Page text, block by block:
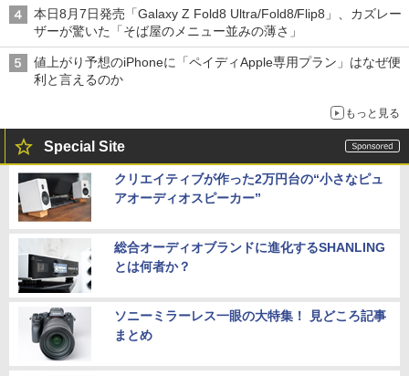
本日8月7日発売「Galaxy Z Fold8 Ultra/Fold8/Flip8」、カズレー
ザーが驚いた「そば屋のメニュー並みの薄さ」
値上がり予想のiPhoneに「ペイディApple専用プラン」はなぜ便
利と言えるのか
もっと見る
Special Site
クリエイティブが作った2万円台の“小さなピュ
アオーディオスピーカー”
総合オーディオブランドに進化するSHANLING
とは何者か？
ソニーミラーレス一眼の大特集！ 見どころ記事
まとめ